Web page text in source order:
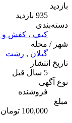
بازدید
935 بازدید
دسته‌بندی
کیف ، کفش و
شهر / محله
گیلان, رشت
تاریخ انتشار
5 سال قبل
نوع آگهی
فروشنده
مبلغ
100,000 تومان